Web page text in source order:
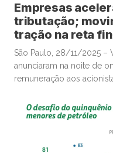
Empresas
tributação;
tração na reta
São Paulo, 28/11/2025 –
anunciaram na noite de
remuneração aos
a pessoas físicas partir
ganhar mais tração até o
diversas companhias
exemplo, anunciou